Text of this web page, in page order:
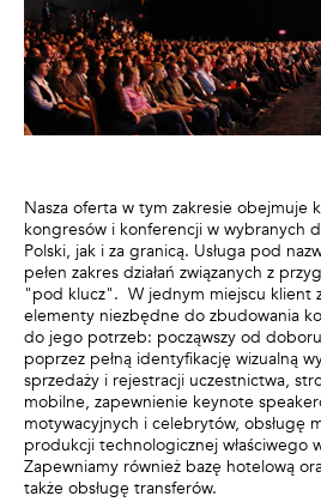
Nasza oferta w tym zakresie obejmuje
kongresów i konferencji w wybranych
Polski, jak i za granicą. Usługa pod
pełen zakres działań związanych z
"pod klucz". W jednym miejscu klient
elementy niezbędne do zbudowania
do jego potrzeb: począwszy od
poprzez pełną identyfikację wizualną
sprzedaży i rejestracji uczestnictwa,
mobilne, zapewnienie keynote
motywacyjnych i celebrytów, obsługę
produkcji technologicznej właściwego
Zapewniamy również bazę hotelową
także obsługę transferów.